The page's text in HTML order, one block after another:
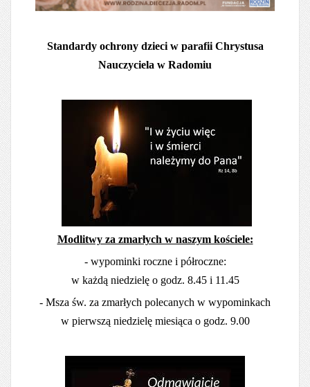
Standardy ochrony dzieci w parafii Chrystusa
Nauczyciela w Radomiu
Modlitwy za zmarłych w naszym kościele:
- wypominki roczne i półroczne:
w każdą niedzielę o godz. 8.45 i 11.45
- Msza św. za zmarłych polecanych w wypominkach
w pierwszą niedzielę miesiąca o godz. 9.00